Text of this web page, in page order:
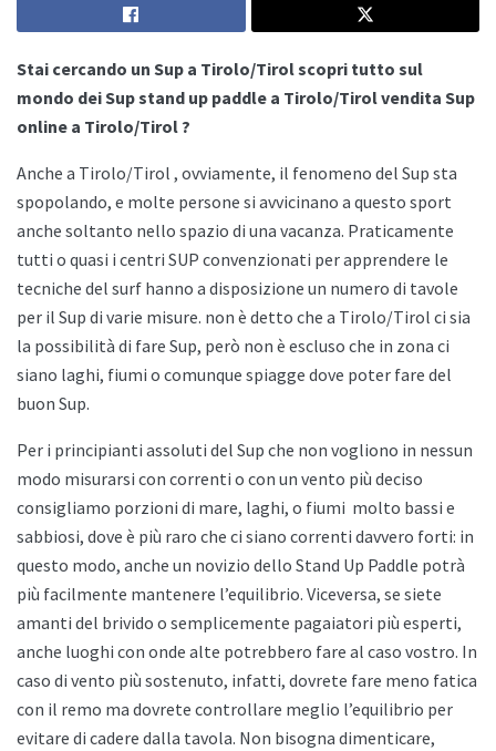
Stai cercando un Sup a Tirolo/Tirol scopri tutto sul
mondo dei Sup stand up paddle a Tirolo/Tirol vendita Sup
online a Tirolo/Tirol ?
Anche a Tirolo/Tirol , ovviamente, il fenomeno del Sup sta
spopolando, e molte persone si avvicinano a questo sport
anche soltanto nello spazio di una vacanza. Praticamente
tutti o quasi i centri SUP convenzionati per apprendere le
tecniche del surf hanno a disposizione un numero di tavole
per il Sup di varie misure. non è detto che a Tirolo/Tirol ci sia
la possibilità di fare Sup, però non è escluso che in zona ci
siano laghi, fiumi o comunque spiagge dove poter fare del
buon Sup.
Per i principianti assoluti del Sup che non vogliono in nessun
modo misurarsi con correnti o con un vento più deciso
consigliamo porzioni di mare, laghi, o fiumi molto bassi e
sabbiosi, dove è più raro che ci siano correnti davvero forti: in
questo modo, anche un novizio dello Stand Up Paddle potrà
più facilmente mantenere l’equilibrio. Viceversa, se siete
amanti del brivido o semplicemente pagaiatori più esperti,
anche luoghi con onde alte potrebbero fare al caso vostro. In
caso di vento più sostenuto, infatti, dovrete fare meno fatica
con il remo ma dovrete controllare meglio l’equilibrio per
evitare di cadere dalla tavola. Non bisogna dimenticare,